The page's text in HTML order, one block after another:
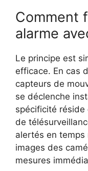
Comment
alarme
Le principe est
efficace. En cas
capteurs de
se déclenche
spécificité réside
de
alertés en temps
images des
mesures